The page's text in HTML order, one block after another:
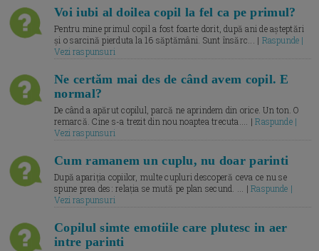
Voi iubi al doilea copil la fel ca pe primul?
Pentru mine primul copil a fost foarte dorit, după ani de așteptări
și o sarcină pierduta la 16 săptămâni. Sunt însărc... | Raspunde |
Vezi raspunsuri
Ne certăm mai des de când avem copil. E
normal?
De când a apărut copilul, parcă ne aprindem din orice. Un ton. O
remarcă. Cine s-a trezit din nou noaptea trecuta.... |Raspunde |
Vezi raspunsuri
Cum ramanem un cuplu, nu doar parinti
După apariția copiilor, multe cupluri descoperă ceva ce nu se
spune prea des: relația se mută pe plan secund. ... |Raspunde |
Vezi raspunsuri
Copilul simte emotiile care plutesc in aer
intre parinti